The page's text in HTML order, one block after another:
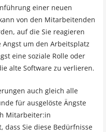
einer neuen
von den Mitarbeitenden
auf die Sie reagieren
um den Arbeitsplatz
eine soziale Rolle oder
alte Software zu verlieren.
auch gleich alle
für ausgelöste Ängste
Mitarbeiter:in
dass Sie diese Bedürfnisse